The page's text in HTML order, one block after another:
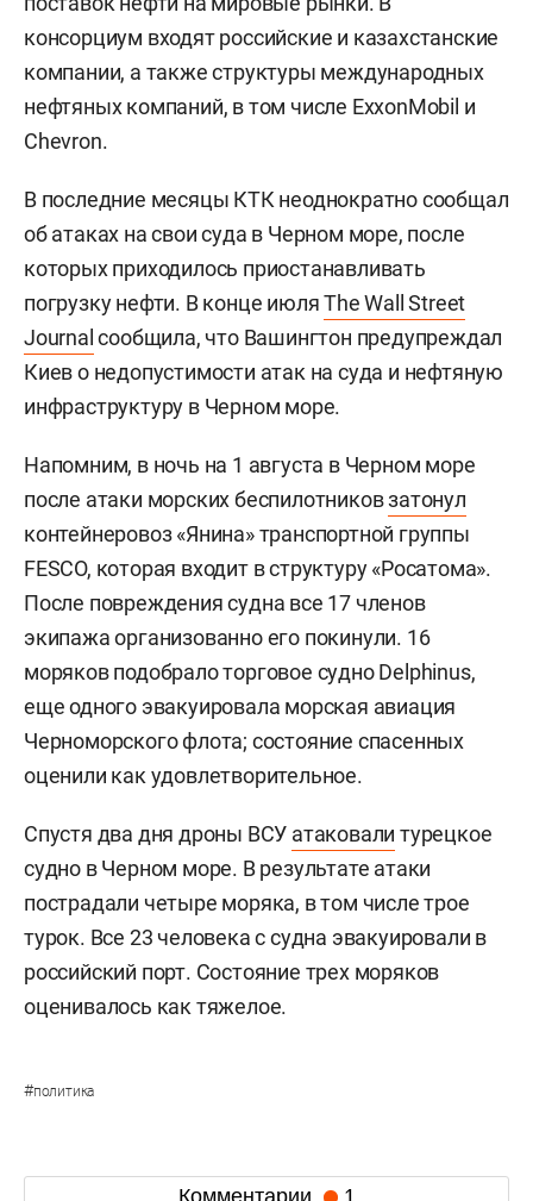
консорциум входят российские и казахстанские
компании, а также структуры международных
нефтяных компаний, в том числе ExxonMobil и
Chevron.
В последние месяцы КТК неоднократно сообщал
об атаках на свои суда в Черном море, после
которых приходилось приостанавливать
погрузку нефти. В конце июляThe Wall Street
Journalсообщила, что Вашингтон предупреждал
Киев о недопустимости атак на суда и нефтяную
инфраструктуру в Черном море.
Напомним, в ночь на 1 августа в Черном море
после атаки морских беспилотниковзатонул
контейнеровоз «Янина» транспортной группы
FESCO, которая входит в структуру «Росатома».
После повреждения судна все 17 членов
экипажа организованно его покинули. 16
моряков подобрало торговое судно Delphinus,
еще одного эвакуировала морская авиация
Черноморского флота; состояние спасенных
оценили как удовлетворительное.
Спустя два дня дроны ВСУ атаковали турецкое
судно в Черном море. В результате атаки
пострадали четыре моряка, в том числе трое
турок. Все 23 человека с судна эвакуировали в
российский порт. Состояние трех моряков
оценивалось как тяжелое.
#политика